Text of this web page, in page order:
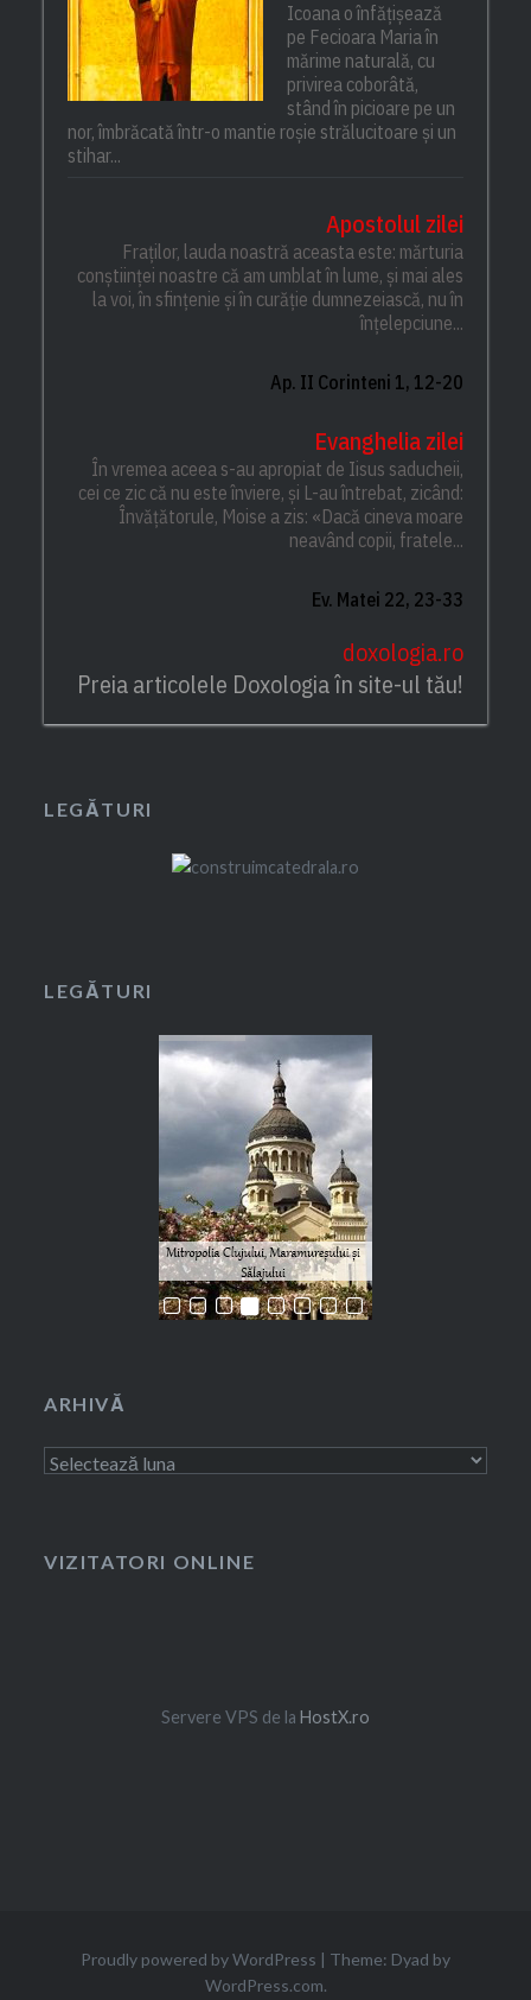
Icoana o înfățișează
pe Fecioara Maria în
mărime naturală, cu
privirea coborâtă,
stând în picioare pe un
nor, îmbrăcată într-o mantie roșie strălucitoare și un
stihar...
Apostolul zilei
Fraților, lauda noastră aceasta este: mărturia
conștiinței noastre că am umblat în lume, și mai ales
la voi, în sfințenie și în curăție dumnezeiască, nu în
înțelepciune...
Ap. II Corinteni 1, 12-20
Evanghelia zilei
În vremea aceea s-au apropiat de Iisus saducheii,
cei ce zic că nu este înviere, și L-au întrebat, zicând:
Învățătorule, Moise a zis: «Dacă cineva moare
neavând copii, fratele...
Ev. Matei 22, 23-33
doxologia.ro
Preia articolele Doxologia în site-ul tău!
LEGĂTURI
LEGĂTURI
ARHIVĂ
Arhivă
VIZITATORI ONLINE
Servere VPS de la HostX.ro
Proudly powered by WordPress | Theme: Dyad by
WordPress.com.